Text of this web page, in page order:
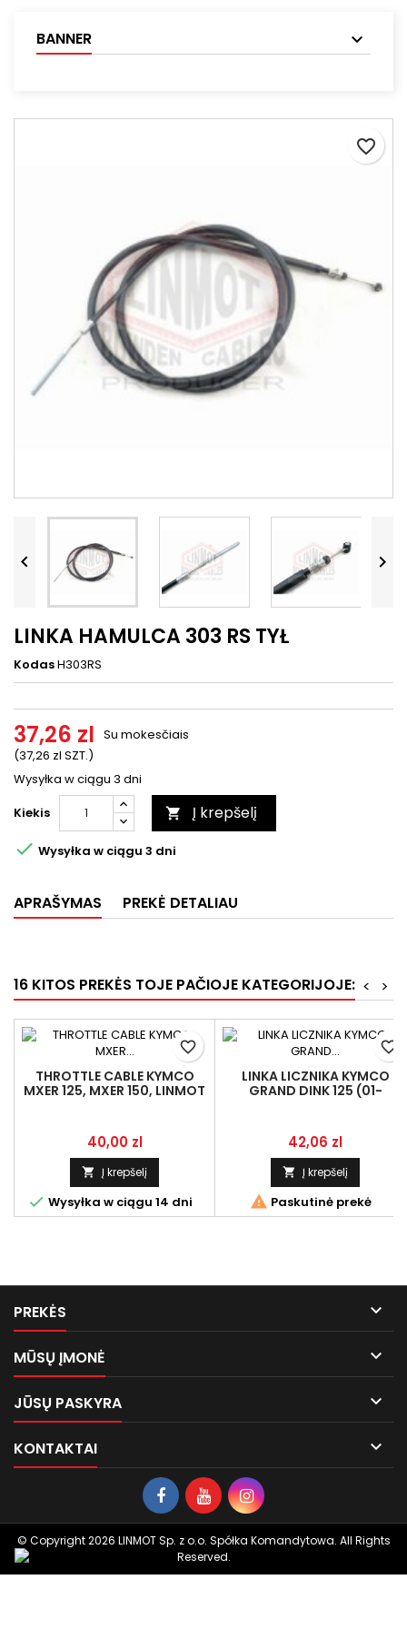
BANNER
favorite_border
 
 
LINKA HAMULCA 303 RS TYŁ
KodasH303RS
37,26 zl
(37,26 zl SZT.)
Su mokesčiais
Wysyłka w ciągu 3 dni
Kiekis
 Į krepšelį
 Wysyłka w ciągu 3 dni
APRAŠYMAS PREKĖ DETALIAU
16 KITOS PREKĖS TOJE PAČIOJE KATEGORIJOJE: >
<
THROTTLE CABLE KYMCO
MXER 125, MXER 150, LINMOT
Kaina
40,00 zl
 Į krepšelį
 Wysyłka w ciągu 14 dni
favorite_border
LINKA LICZNIKA KYMCO
GRAND DINK 125 (01-
Kaina
42,06 zl
 Į krepšelį
 Paskutinė prekė
favorite_border
PREKĖS 
MŪSŲ ĮMONĖ 
JŪSŲ PASKYRA 
KONTAKTAI 
© Copyright 2026 LINMOT Sp. z o.o. Spółka Komandytowa. All Rights
Reserved.